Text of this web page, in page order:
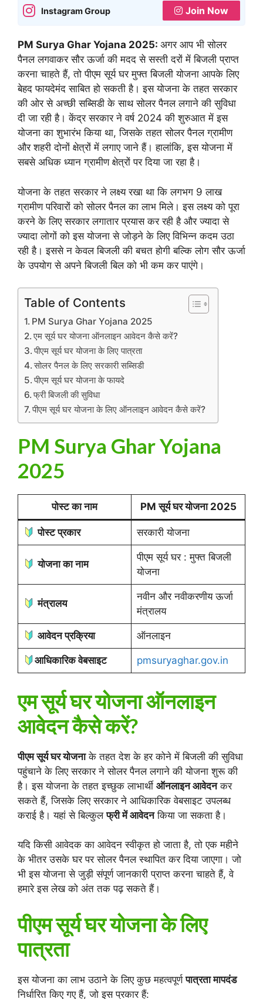
Instagram Group Join Now
PM Surya Ghar Yojana 2025: अगर आप भी सोलर
पैनल लगवाकर सौर ऊर्जा की मदद से सस्ती दरों में बिजली प्राप्त
करना चाहते हैं, तो पीएम सूर्य घर मुफ्त बिजली योजना आपके लिए
बेहद फायदेमंद साबित हो सकती है। इस योजना के तहत सरकार
की ओर से अच्छी सब्सिडी के साथ सोलर पैनल लगाने की सुविधा
दी जा रही है। केंद्र सरकार ने वर्ष 2024 की शुरुआत में इस
योजना का शुभारंभ किया था, जिसके तहत सोलर पैनल ग्रामीण
और शहरी दोनों क्षेत्रों में लगाए जाने हैं। हालांकि, इस योजना में
सबसे अधिक ध्यान ग्रामीण क्षेत्रों पर दिया जा रहा है।
योजना के तहत सरकार ने लक्ष्य रखा था कि लगभग 9 लाख
ग्रामीण परिवारों को सोलर पैनल का लाभ मिले। इस लक्ष्य को पूरा
करने के लिए सरकार लगातार प्रयास कर रही है और ज्यादा से
ज्यादा लोगों को इस योजना से जोड़ने के लिए विभिन्न कदम उठा
रही है। इससे न केवल बिजली की बचत होगी बल्कि लोग सौर ऊर्जा
के उपयोग से अपने बिजली बिल को भी कम कर पाएंगे।
Table of Contents
PM Surya Ghar Yojana 2025
एम सूर्य घर योजना ऑनलाइन आवेदन कैसे करें?
पीएम सूर्य घर योजना के लिए पात्रता
सोलर पैनल के लिए सरकारी सब्सिडी
पीएम सूर्य घर योजना के फायदे
फ्री बिजली की सुविधा
पीएम सूर्य घर योजना के लिए ऑनलाइन आवेदन कैसे करें?
PM Surya Ghar Yojana
2025
पोस्ट का नाम PM सूर्य घर योजना 2025
पोस्ट प्रकार सरकारी योजना
योजना का नाम
पीएम सूर्य घर : मुफ्त बिजली
योजना
मंत्रालय
नवीन और नवीकरणीय ऊर्जा
मंत्रालय
आवेदन प्रक्रिया ऑनलाइन
आधिकारिक वेबसाइट pmsuryaghar.gov.in
एम सूर्य घर योजना ऑनलाइन
आवेदन कैसे करें?
पीएम सूर्य घर योजनाके तहत देश के हर कोने में बिजली की सुविधा
पहुंचाने के लिए सरकार ने सोलर पैनल लगाने की योजना शुरू की
है। इस योजना के तहत इच्छुक लाभार्थी ऑनलाइन आवेदनकर
सकते हैं, जिसके लिए सरकार ने आधिकारिक वेबसाइट उपलब्ध
कराई है। यहां से बिल्कुलफ्री में आवेदनकिया जा सकता है।
यदि किसी आवेदक का आवेदन स्वीकृत हो जाता है, तो एक महीने
के भीतर उसके घर पर सोलर पैनल स्थापित कर दिया जाएगा। जो
भी इस योजना से जुड़ी संपूर्ण जानकारी प्राप्त करना चाहते हैं, वे
हमारे इस लेख को अंत तक पढ़ सकते हैं।
पीएम सूर्य घर योजना के लिए
पात्रता
इस योजना का लाभ उठाने के लिए कुछ महत्वपूर्णपात्रता मापदंड
निर्धारित किए गए हैं, जो इस प्रकार हैं: